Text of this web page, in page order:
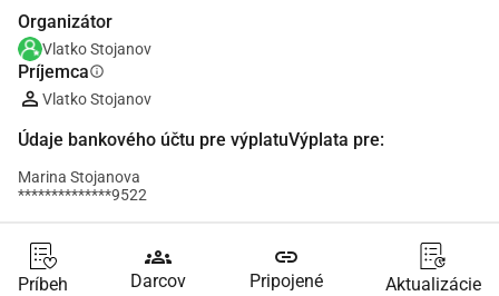
Organizátor
Vlatko Stojanov
Príjemcainfo
Vlatko Stojanov
Údaje bankového účtu pre výplatuVýplata pre:
Marina Stojanova
**************9522
Príbeh
groups
Darcov
link
Pripojené Aktualizácie